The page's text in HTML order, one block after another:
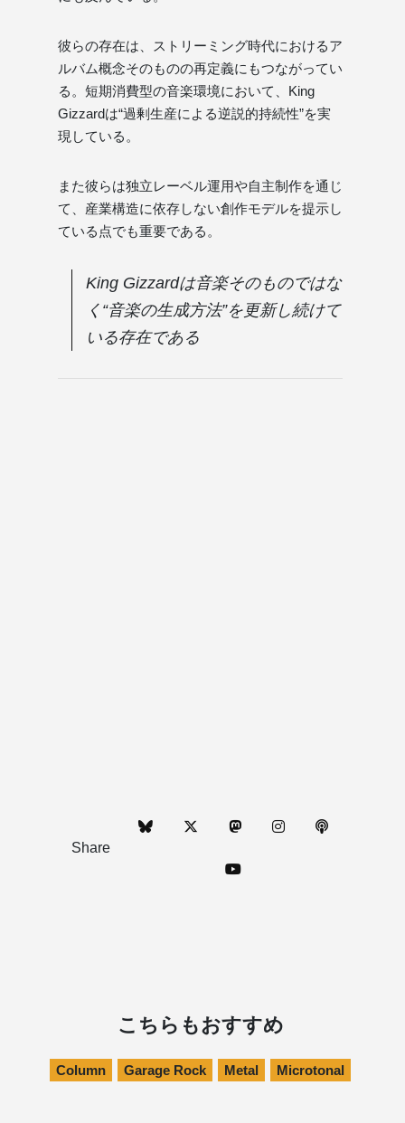
彼らの存在は、ストリーミング時代におけるア
ルバム概念そのものの再定義にもつながってい
る。短期消費型の音楽環境において、King
Gizzardは“過剰生産による逆説的持続性”を実
現している。
また彼らは独立レーベル運用や自主制作を通じ
て、産業構造に依存しない創作モデルを提示し
ている点でも重要である。
King Gizzardは音楽そのものではな
く“音楽の生成方法”を更新し続けて
いる存在である
Share
こちらもおすすめ
Column Garage Rock Metal Microtonal